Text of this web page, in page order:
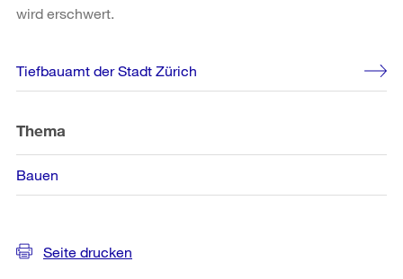
wird erschwert.
Weitere
Informationen
Tiefbauamt der Stadt Zürich
Thema
Bauen
Seite drucken